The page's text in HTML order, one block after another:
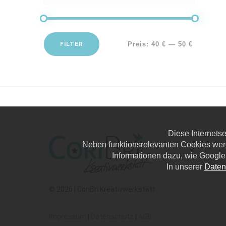
FILTER Preis: 40 € — 50 €
Diese
Neben funktionsrelevanten Cookies
Informationen dazu, wie
In unserer